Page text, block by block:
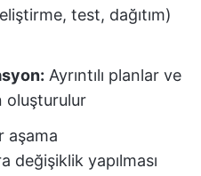
test, dağıtım)
Ayrıntılı planlar ve
oluşturulur
aşama
değişiklik yapılması